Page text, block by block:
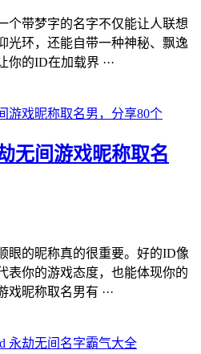
个带梦字的名字不仅能让人联想
光环，还能自带一种神秘、飘逸
的ID在加载界 ···
无间游戏昵称取名
眼的昵称真的很重要。好的ID像
表你的游戏态度，也能体现你的
昵称取名男有 ···